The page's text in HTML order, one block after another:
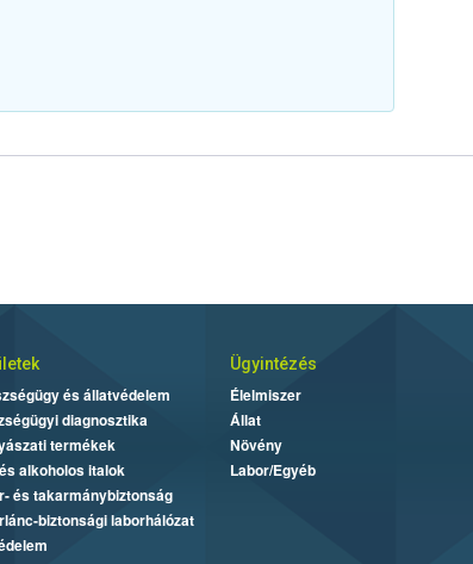
és állatvédelem
diagnosztika
termékek
alkoholos italok
és takarmánybiztonság
biztonsági laborhálózat
Ügyintézés
Élelmiszer
Állat
Növény
Labor/Egyéb